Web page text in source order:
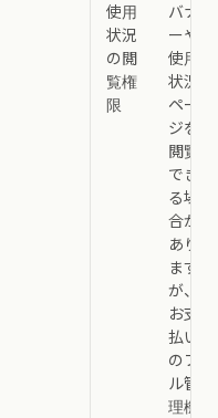
使用
状況
の閲
覧権
限
バナ
ーや
使用
状況
ペー
ジを
閲覧
でき
る場
合が
あり
ます
が、
お支
払い
のフ
ル管
理機